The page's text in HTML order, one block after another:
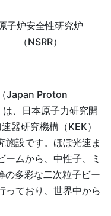
子炉安全性研究炉
（NSRR）
Japan Proton
、日本原子力研究開
器研究機構（KEK）
施設です。ほぼ光速ま
ームから、中性子、ミ
の多彩な二次粒子ビー
っており、世界中から